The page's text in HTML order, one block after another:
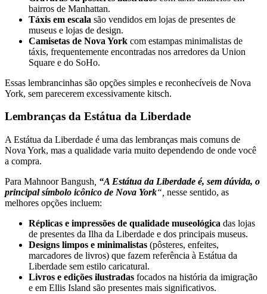
bairros de Manhattan.
Táxis em escala são vendidos em lojas de presentes de
museus e lojas de design.
Camisetas de Nova York com estampas minimalistas de
táxis, frequentemente encontradas nos arredores da Union
Square e do SoHo.
Essas lembrancinhas são opções simples e reconhecíveis de Nova
York, sem parecerem excessivamente kitsch.
Lembranças da Estátua da Liberdade
A Estátua da Liberdade é uma das lembranças mais comuns de
Nova York, mas a qualidade varia muito dependendo de onde você
a compra.
Para Mahnoor Bangush “A Estátua da Liberdade é, sem dúvida, o
principal símbolo icônico de Nova York“, nesse sentido, as
melhores opções incluem:
Réplicas e impressões de qualidade museológica das lojas
de presentes da Ilha da Liberdade e dos principais museus.
Designs limpos e minimalistas (pôsteres, enfeites,
marcadores de livros) que fazem referência à Estátua da
Liberdade sem estilo caricatural.
Livros e edições ilustradas focados na história da imigração
e em Ellis Island são presentes mais significativos.